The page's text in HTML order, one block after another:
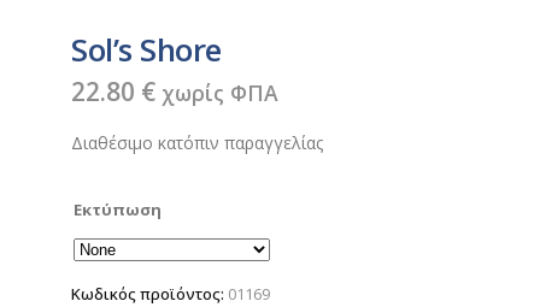
Sol’s Shore
22.80 € χωρίς ΦΠΑ
Διαθέσιμο κατόπιν παραγγελίας
Εκτύπωση
Κωδικός προϊόντος: 01169